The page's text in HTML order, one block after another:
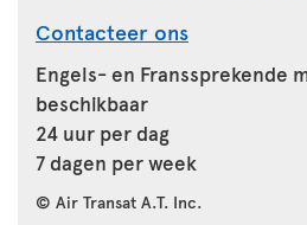
Contacteer ons
Engels- en Franssprekende
beschikbaar
24 uur per dag
7 dagen per week
© Air Transat A.T. Inc.